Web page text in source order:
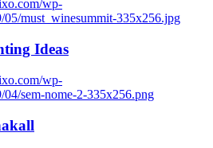
wp-
05/must_winesummit-335x256.jpg
Ideas
wp-
04/sem-nome-2-335x256.png